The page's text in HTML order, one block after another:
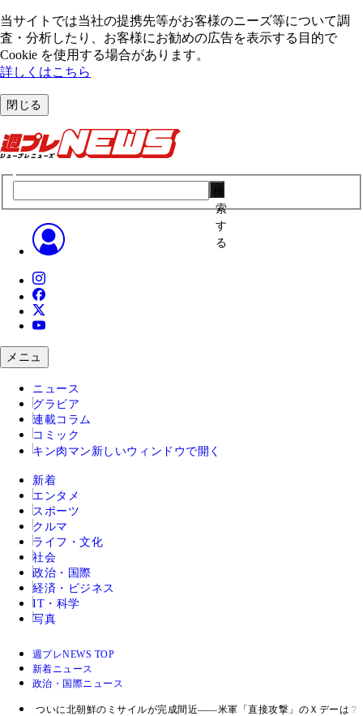
当サイトでは当社の提携先等がお客様のニーズ等について調
査・分析したり、お客様にお勧めの広告を表⽰する⽬的で
Cookie を使⽤する場合があります。
詳しくはこちら
閉じる
索
す
る
メニュ
ニュース
グラビア
連載コラム
コミック
キン肉マン 新しいウィンドウで開く
新着
エンタメ
スポーツ
クルマ
ライフ・文化
社会
政治・国際
経済・ビジネス
IT・科学
写真
週プレNEWS TOP
新着ニュース
政治・国際ニュース
ついに北朝鮮のミサイルが完成間近――米軍「直接攻撃」のＸデーは？